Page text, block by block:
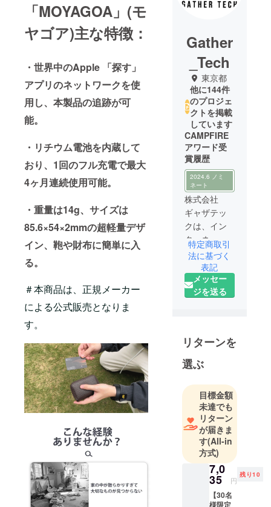
「MOYAGOA」(モ
ヤゴア)主な特徴：
・世界中のApple 「探す」
アプリのネットワークを使
用し、本製品の追跡が可
能。
・リチウム電池を内蔵して
おり、1回のフル充電で最大
4ヶ月連続使用可能。
・重量は14g、サイズは
85.6×54×2mmの超軽量デザ
イン、鞄や財布に簡単に入
る。
＃本商品は、正規メーカー
による公式販売となりま
す。
Gather
_Tech
東京都
他に144件
のプロジェ
クトを掲載
しています
CAMPFIRE
アワード受
賞履歴
2024.6 ノミ
ネート
株式会社
ギャザテッ
クは、イン
ターネット
を活用した
スマートな
次世代ライ
フスタイル
斬新でユ
ニークな商
品をお届け
します。
そのため弊
社は数多く
の海外メー
カーと代理
店契約を結
び、価値あ
る商品を価
特定商取引
法に基づく
表記
メッセー
ジを送る
リターンを
選ぶ
目標金額
未達でも
リターン
が届きま
す(All-in
方式)
7,0
35 円
残り10
【30名
様限定